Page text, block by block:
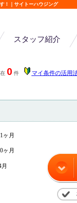
！｜サイトーハウジング
スタッフ紹介
0 件 マイ条件の活用
ヶ月
ヶ月
月